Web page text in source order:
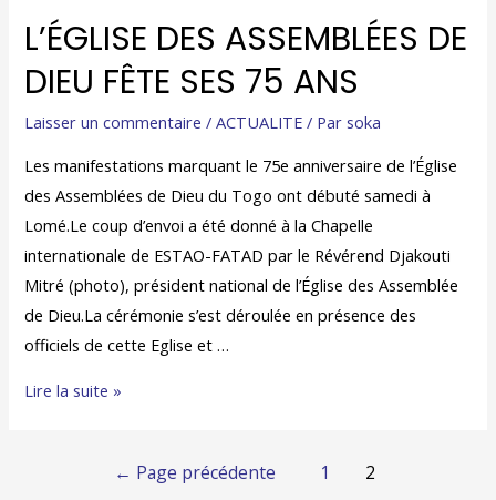
L’ÉGLISE DES ASSEMBLÉES DE
DIEU FÊTE SES 75 ANS
Laisser un commentaire /ACTUALITE / Parsoka
Les manifestations marquant le 75e anniversaire de l’Église
des Assemblées de Dieu du Togo ont débuté samedi à
Lomé.Le coup d’envoi a été donné à la Chapelle
internationale de ESTAO-FATAD par le Révérend Djakouti
Mitré (photo), président national de l’Église des Assemblée
de Dieu.La cérémonie s’est déroulée en présence des
officiels de cette Eglise et …
Lire la suite »
← Page précédente 1 2